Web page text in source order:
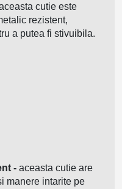
cutie este
rezistent,
a putea fi stivuibila.
- aceasta cutie are
manere intarite pe